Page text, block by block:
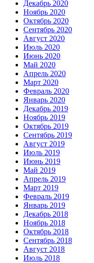
Декабрь 2020
Ноябрь 2020
Октябрь 2020
Сентябрь 2020
Август 2020
Июль 2020
Июнь 2020
Май 2020
Апрель 2020
Март 2020
Февраль 2020
Январь 2020
Декабрь 2019
Ноябрь 2019
Октябрь 2019
Сентябрь 2019
Август 2019
Июль 2019
Июнь 2019
Май 2019
Апрель 2019
Март 2019
Февраль 2019
Январь 2019
Декабрь 2018
Ноябрь 2018
Октябрь 2018
Сентябрь 2018
Август 2018
Июль 2018